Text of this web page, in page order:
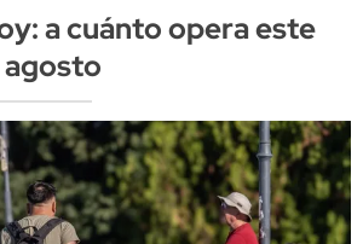
a cuánto opera este
agosto